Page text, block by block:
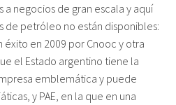
a negocios de gran escala y aquí
de petróleo no están disponibles:
éxito en 2009 por Cnooc y otra
el Estado argentino tiene la
emblemática y puede
y PAE, en la que en una